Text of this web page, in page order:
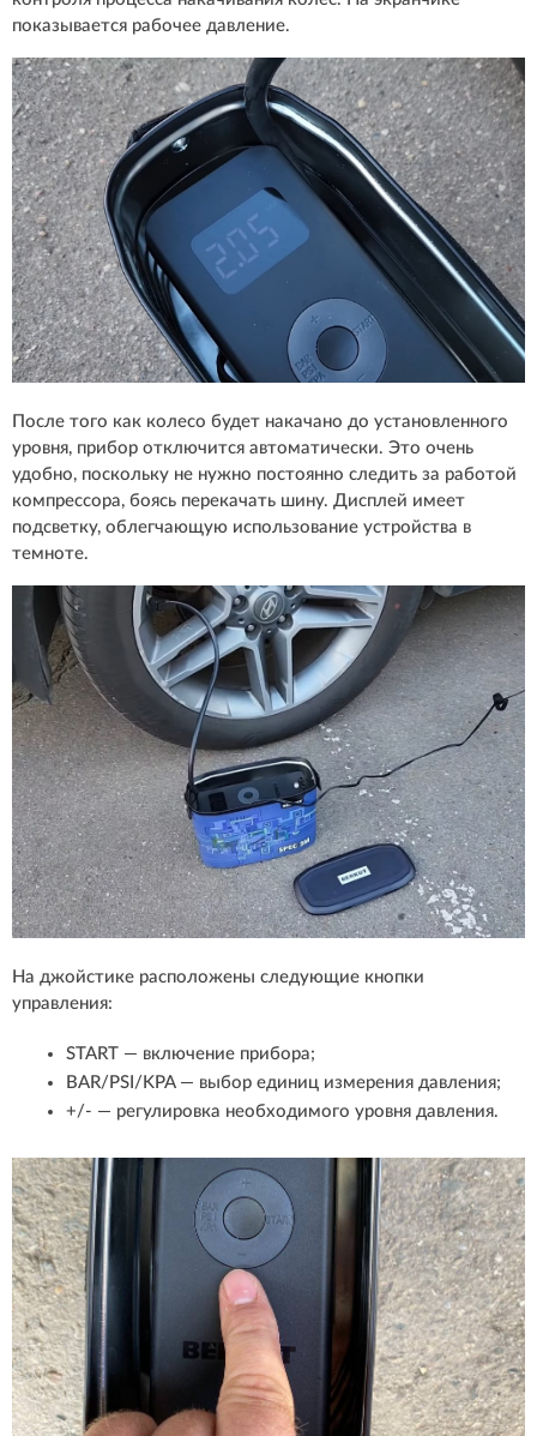
показывается рабочее давление.
После того как колесо будет накачано до установленного
уровня, прибор отключится автоматически. Это очень
удобно, поскольку не нужно постоянно следить за работой
компрессора, боясь перекачать шину. Дисплей имеет
подсветку, облегчающую использование устройства в
темноте.
На джойстике расположены следующие кнопки
управления:
START — включение прибора;
BAR/PSI/KPA — выбор единиц измерения давления;
+/- — регулировка необходимого уровня давления.